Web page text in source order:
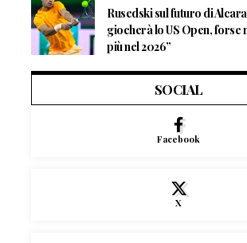
Rusedski sul futuro di
giocherà lo US Open, forse
più nel 2026”
SOCIAL
Facebook
X